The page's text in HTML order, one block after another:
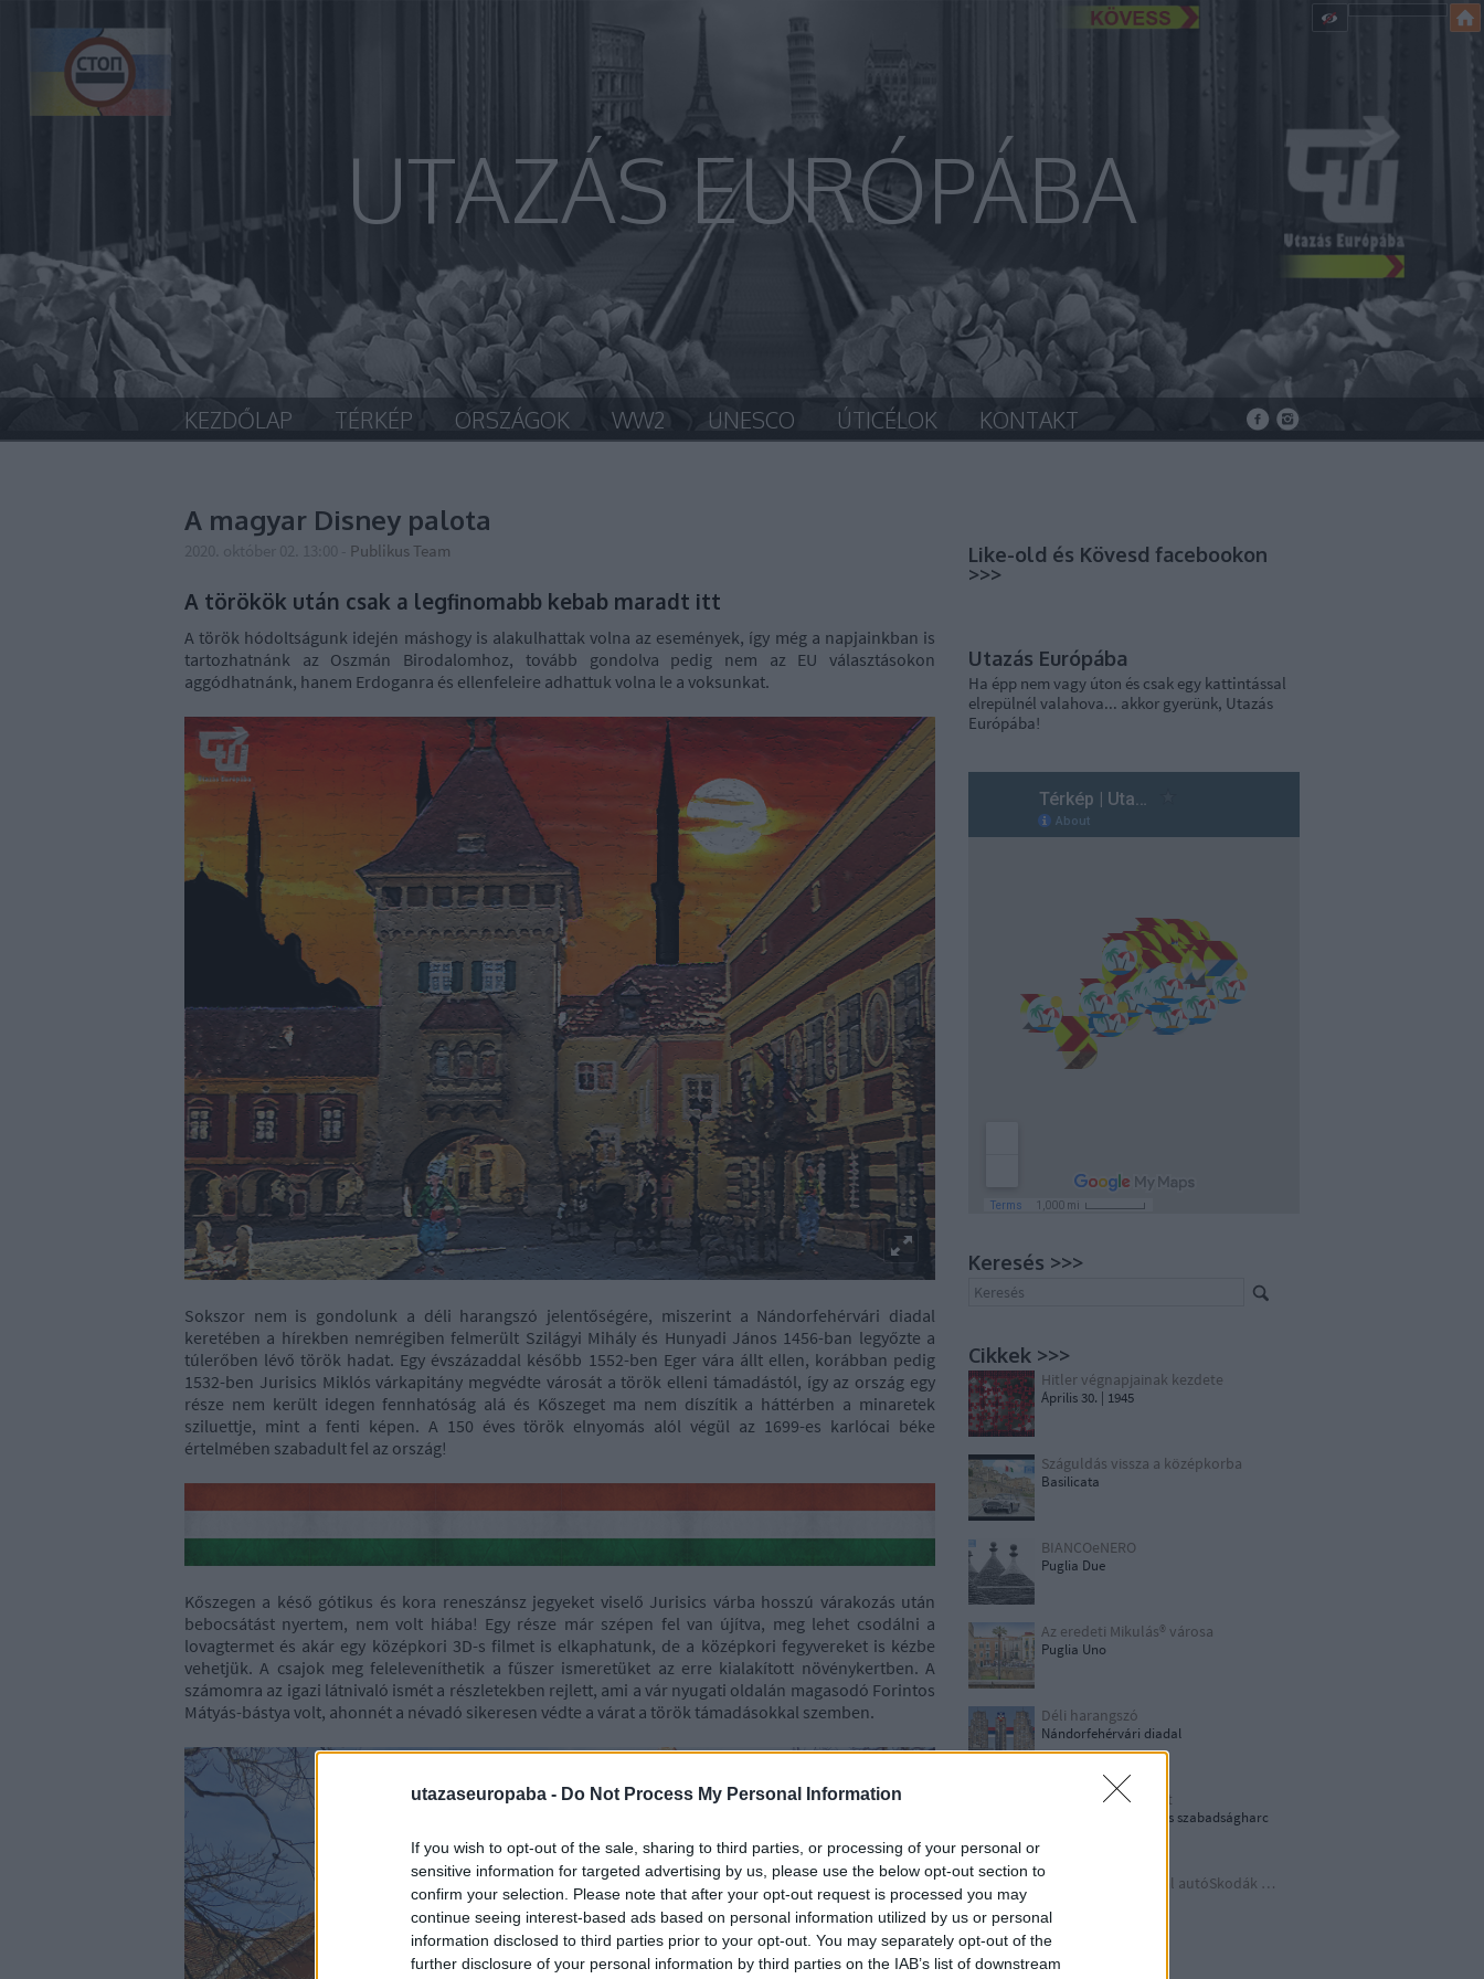
utazaseuropaba - Do Not Process My Personal Information
If you wish to opt-out of the sale, sharing to third parties, or processing of your personal or
sensitive information for targeted advertising by us, please use the below opt-out section to
confirm your selection. Please note that after your opt-out request is processed you may
continue seeing interest-based ads based on personal information utilized by us or personal
information disclosed to third parties prior to your opt-out. You may separately opt-out of the
further disclosure of your personal information by third parties on the IAB’s list of downstream
UTAZÁS EURÓPÁBA
KEZDŐLAP TÉRKÉP ORSZÁGOK WW2 UNESCO ÚTICÉLOK KONTAKT
A magyar Disney palota
Publikus Team
A törökök után csak a legfinomabb kebab maradt itt
A török hódoltságunk idején máshogy is alakulhattak volna az események, így még a napjainkban is
tartozhatnánk az Oszmán Birodalomhoz, tovább gondolva pedig nem az EU választásokon
aggódhatnánk, hanem Erdoganra és ellenfeleire adhattuk volna le a voksunkat.
Sokszor nem is gondolunk a déli harangszó jelentőségére, miszerint a Nándorfehérvári diadal
keretében a hírekben nemrégiben felmerült Szilágyi Mihály és Hunyadi János 1456-ban legyőzte a
túlerőben lévő török hadat. Egy évszázaddal később 1552-ben Eger vára állt ellen, korábban pedig
1532-ben Jurisics Miklós várkapitány megvédte városát a török elleni támadástól, így az ország egy
része nem került idegen fennhatóság alá és Kőszeget ma nem díszítik a háttérben a minaretek
sziluettje, mint a fenti képen. A 150 éves török elnyomás alól végül az 1699-es karlócai béke
értelmében szabadult fel az ország!
Kőszegen a késő gótikus és kora reneszánsz jegyeket viselő Jurisics várba hosszú várakozás után
bebocsátást nyertem, nem volt hiába! Egy része már szépen fel van újítva, meg lehet csodálni a
lovagtermet és akár egy középkori 3D-s filmet is elkaphatunk, de a középkori fegyvereket is kézbe
vehetjük. A csajok meg feleleveníthetik a fűszer ismeretüket az erre kialakított növénykertben. A
számomra az igazi látnivaló ismét a részletekben rejlett, ami a vár nyugati oldalán magasodó Forintos
Mátyás-bástya volt, ahonnét a névadó sikeresen védte a várat a török támadásokkal szemben.
Like-old és Kövesd facebookon
>>>
Utazás Európába
Ha épp nem vagy úton és csak egy kattintással
elrepülnél valahova... akkor gyerünk, Utazás
Európába!
Keresés >>>
Cikkek >>>
Hitler végnapjainak kezdete
Április 30. | 1945
Száguldás vissza a középkorba
Basilicata
BIANCOeNERO
Puglia Due
Az eredeti Mikulás® városa
Puglia Uno
Déli harangszó
Nándorfehérvári diadal
1956: Akkor és most
1956-os forradalom és szabadságharc
Időutazás a szocreál autóSkodák világába
Germania